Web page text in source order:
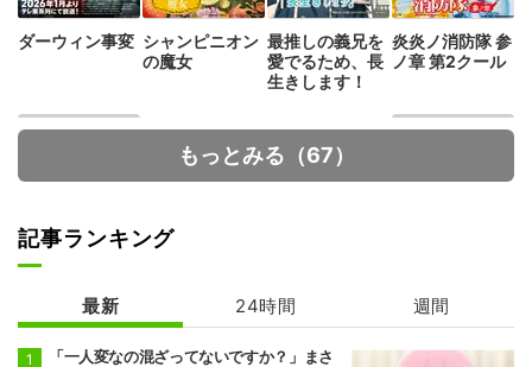
ダーウィン事変 シャンピニオン
の魔女
最推しの義兄を
愛でるため、長
生きします！
炎炎ノ消防隊 参
ノ章 第2クール
魔王の娘は優し
すぎる!!
地獄楽 第2期
もっとみる（67）
記事ランキング
最新 24時間 週間
「一人変なの混ざってないですか？」まさ